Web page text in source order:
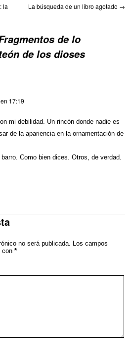
la
La búsqueda de un libro agotado →
de lo
de los dioses
17:19
mi debilidad. Un rincón donde nadie es
de la apariencia en la ornamentación de
barro. Como bien dices. Otros, de verdad.
no será publicada. Los campos
con *